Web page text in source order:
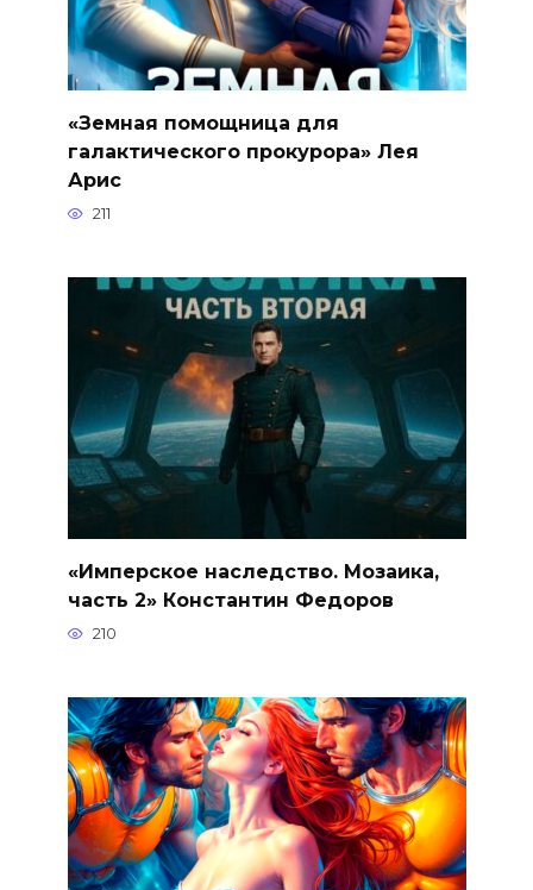
«Земная помощница для
галактического прокурора» Лея
Арис
211
«Имперское наследство. Мозаика,
часть 2» Константин Федоров
210